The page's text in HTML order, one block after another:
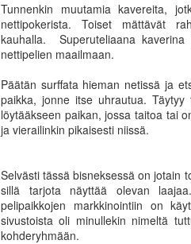
Tunnenkin muutamia kavereita,
nettipokerista. Toiset mättävät
kauhalla. Superuteliaana
nettipelien maailmaan.
Päätän surffata hieman netissä ja
paikka, jonne itse uhrautua.
löytääkseen paikan, jossa taitoa tai
ja vierailinkin pikaisesti niissä.
Selvästi tässä bisneksessä on jotain
sillä tarjota näyttää olevan
pelipaikkojen markkinointiin on
sivustoista oli minullekin nimeltä
kohderyhmään.
tiedän, olisin
käynyt kuitenkin
varrella kokemus
perspektiiviä
Vuosien varrella
kasvattavat.
JAN
Osakkeita
asiakas. Tilanne
kuintenkin
myyvät order-